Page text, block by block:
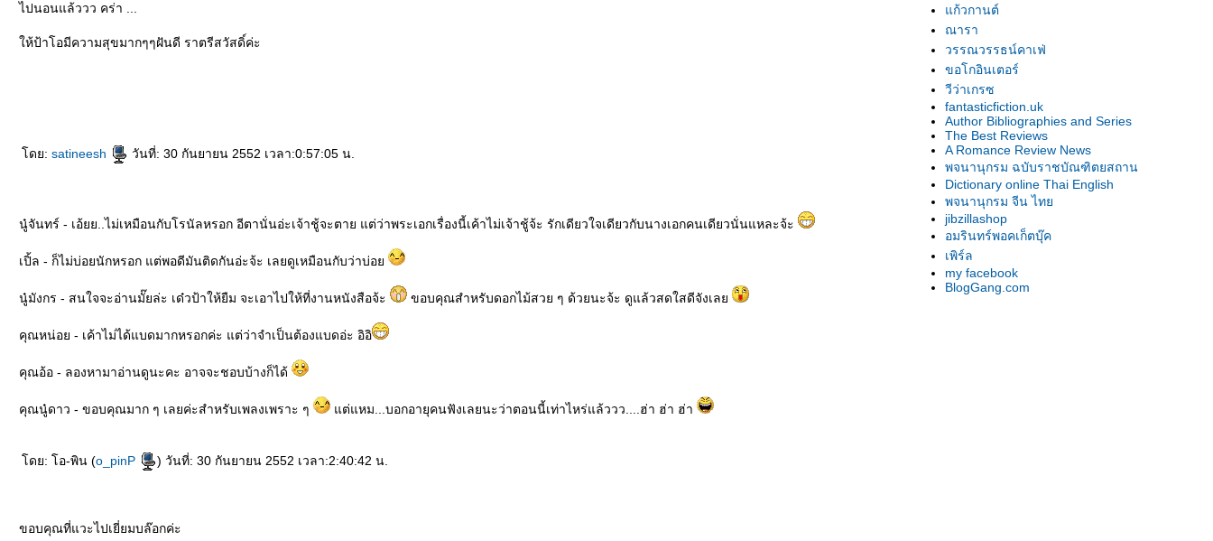
ไปนอนแล้ววว คร่า ...
ห้ป้าโอมีความสุขมากๆๆฝันดี ราตรีสวัสดิ์ค่ะ
ดย: satineesh วันที่: 30 กันยายน 2552 เวลา:0:57:05 น.
นู๋จันทร์ - เอ้ยย..ไม่เหมือนกับโรนัลหรอก อีตานั่นอ่ะเจ้าชู้จะตาย แต่ว่าพระเอกเรื่องนี้เค้าไม่เจ้าชู้จ้ะ รักเดียวใจเดียวกับนางเอกคนเดียวนั่นแหละจ้ะ
เปิ้ล - ก็ไม่บ่อยนักหรอก แต่พอดีมันติดกันอ่ะจ้ะ เลยดูเหมือนกับว่าบ่อ
นู๋มังกร - สนใจจะอ่านมั๊ยล่ะ เด๋วป้าให้ยืม จะเอาไปให้ที่งานหนังสือจ้ะ ขอบคุณสำหรับดอกไม้สวย ๆ ด้วยนะจ้ะ ดูแล้วสดใสดีจังเล
คุณหน่อย - เค้าไม่ได้แบดมากหรอกค่ะ แต่ว่าจำเป็นต้องแบดอ่ะ อิอิ
คุณอ้อ - ลองหามาอ่านดูนะคะ อาจจะชอบบ้างก็ได้
คุณนู๋ดาว - ขอบคุณมาก ๆ เลยค่ะสำหรับเพลงเพราะ ๆ ต่แหม...บอกอายุคนฟังเลยนะว่าตอนนี้เท่าไหร่แล้ววว....ฮ่า ฮ่า ฮ่า
ดย: โอ-พิน (o_pinP ) วันที่: 30 กันยายน 2552 เวลา:2:40:42 น.
ขอบคุณที่แวะไปเยี่ยมบล๊อกค่ะ
ก้วกานต์
ณารา
วรรณวรรธน์คาเฟ่
ขอโกอินเตอร์
วีว่าเกรซ
fantasticfiction.uk
Author Bibliographies and Series
The Best Reviews
A Romance Review News
พจนานุกรม ฉบับราชบัณฑิตยสถาน
Dictionary online Thai English
พจนานุกรม จีน ไท
jibzillashop
อมรินทร์พอคเก็ตบุ๊ค
เพิร์ล
my facebook
BlogGang.com